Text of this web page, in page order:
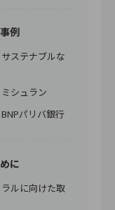
例
ステナブルな
シュラン
パリバ銀行
に
ルに向けた取